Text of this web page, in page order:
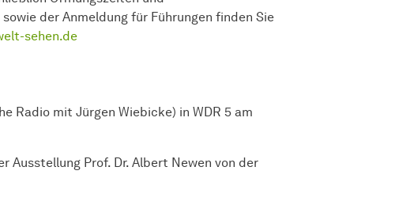
der Anmeldung für Führungen finden Sie
sehen.de
Radio mit Jürgen Wiebicke) in WDR 5 am
Ausstellung Prof. Dr. Albert Newen von der